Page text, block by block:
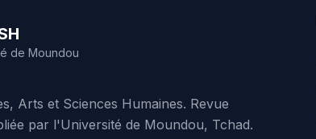
de Moundou
Arts et Sciences Humaines. Revue
par l'Université de Moundou, Tchad.